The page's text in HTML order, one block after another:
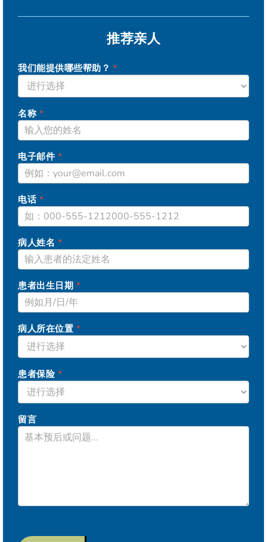
推荐亲人
SAGE
我们能提供哪些帮助？ *
名称 *
电子邮件 *
电话 *
病人姓名 *
患者出生日期 *
病人所在位置 *
患者保险 *
病
人
的
保
险
留言